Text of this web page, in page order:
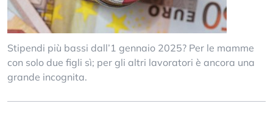
Stipendi più bassi dall’1 gennaio 2025? Per le mamme
con solo due figli sì; per gli altri lavoratori è ancora una
grande incognita.